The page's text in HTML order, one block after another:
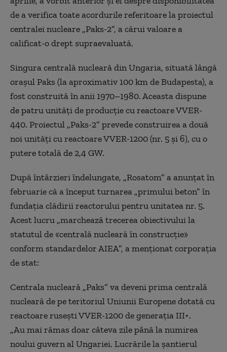
de a verifica toate acordurile referitoare la proiectul
centralei nucleare „Paks-2”, a cărui valoare a
calificat-o drept supraevaluată.
Singura centrală nucleară din Ungaria, situată lângă
orașul Paks (la aproximativ 100 km de Budapesta), a
fost construită în anii 1970–1980. Aceasta dispune
de patru unități de producție cu reactoare VVER-
440. Proiectul „Paks-2” prevede construirea a două
noi unități cu reactoare VVER-1200 (nr. 5 și 6), cu o
putere totală de 2,4 GW.
După întârzieri îndelungate, „Rosatom” a anunțat în
februarie că a început turnarea „primului beton” în
fundația clădirii reactorului pentru unitatea nr. 5.
Acest lucru „marchează trecerea obiectivului la
statutul de «centrală nucleară în construcție»
conform standardelor AIEA”, a menționat corporația
de stat:
Centrala nucleară „Paks” va deveni prima centrală
nucleară de pe teritoriul Uniunii Europene dotată cu
reactoare rusești VVER-1200 de generația III+.
„Au mai rămas doar câteva zile până la numirea
noului guvern al Ungariei. Lucrările la șantierul